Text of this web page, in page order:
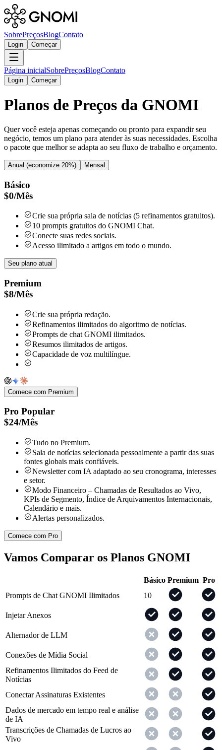
SobrePreçosBlogContato
Login Começar
Página inicialSobrePreçosBlogContato
Login Começar
Planos de Preços da GNOMI
Quer você esteja apenas começando ou pronto para expandir seu
negócio, temos um plano para atender às suas necessidades. Escolha
o pacote que melhor se adapta ao seu fluxo de trabalho e orçamento.
Anual (economize 20%) Mensal
Básico
$0/Mês
Crie sua própria sala de notícias (5 refinamentos gratuitos).
10 prompts gratuitos do GNOMI Chat.
Conecte suas redes sociais.
Acesso ilimitado a artigos em todo o mundo.
Seu plano atual
Premium
$8/Mês
Crie sua própria redação.
Refinamentos ilimitados do algoritmo de notícias.
Prompts de chat GNOMI ilimitados.
Resumos ilimitados de artigos.
Capacidade de voz multilíngue.
Comece com Premium
Pro Popular
$24/Mês
Tudo no Premium.
Sala de notícias selecionada pessoalmente a partir das suas
fontes globais mais confiáveis.
Newsletter com IA adaptado ao seu cronograma, interesses
e setor.
Modo Financeiro – Chamadas de Resultados ao Vivo,
KPIs de Segmento, Índice de Arquivamentos Internacionais,
Calendário e mais.
Alertas personalizados.
Comece com Pro
Vamos Comparar os Planos GNOMI
Básico Premium Pro
Prompts de Chat GNOMI Ilimitados
10
Injetar Anexos
Alternador de LLM
Conexões de Mídia Social
Refinamentos Ilimitados do Feed de
Notícias
Conectar Assinaturas Existentes
Dados de mercado em tempo real e análise
de IA
Transcrições de Chamadas de Lucros ao
Vivo